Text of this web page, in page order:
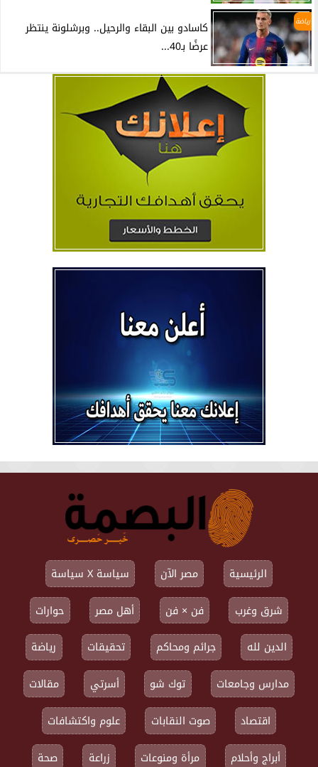
رياضة
كاسادو بين البقاء والرحيل.. وبرشلونة ينتظر
عرضًا بـ40...
الرئيسية مصر الآن
سياسة X سياسة
شرق وغرب
فن × فن أهل مصر
حوارات
الدين لله
جرائم ومحاكم تحقيقات
رياضة
مدارس وجامعات
توك شو أسرتي
مقالات
اقتصاد
صوت النقابات
علوم واكتشافات
أبراج وأحلام
مرأة ومنوعات زراعة صحة